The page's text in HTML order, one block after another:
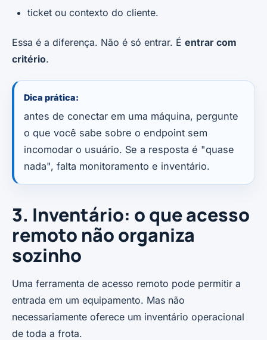
ticket ou contexto do cliente.
Essa é a diferença. Não é só entrar. É entrar com
critério.
Dica prática:
antes de conectar em uma máquina, pergunte
o que você sabe sobre o endpoint sem
incomodar o usuário. Se a resposta é "quase
nada", falta monitoramento e inventário.
3. Inventário: o que acesso
remoto não organiza
sozinho
Uma ferramenta de acesso remoto pode permitir a
entrada em um equipamento. Mas não
necessariamente oferece um inventário operacional
de toda a frota.